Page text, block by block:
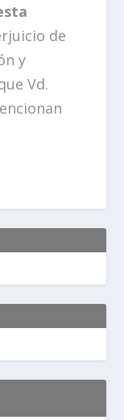
de
y
Vd.